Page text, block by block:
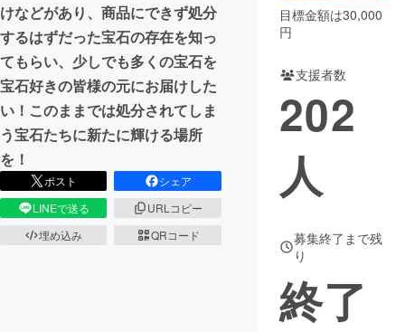
CAMPFIREふるさと納税machi-ya コミュニティ
けなどがあり、商品にできず処分
するはずだった宝石の存在を知っ
てもらい、少しでも多くの宝石を
宝石好きの皆様の元にお届けした
い！このままでは処分されてしま
う宝石たちに新たに輝ける場所
を！
ポスト
シェア
LINEで送る
URLコピー
埋め込み
QRコード
目標金額は30,000
円
支援者数
202
人
募集終了まで残
り
終了